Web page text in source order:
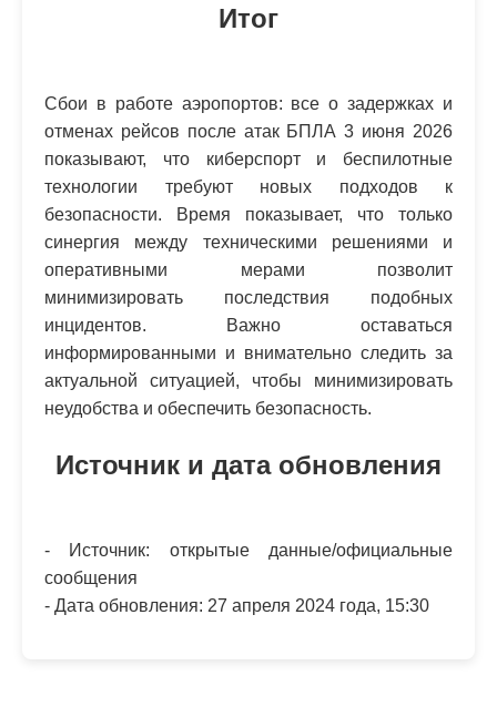
Итог
Сбои в работе аэропортов: все о задержках и
отменах рейсов после атак БПЛА 3 июня 2026
показывают, что киберспорт и беспилотные
технологии требуют новых подходов к
безопасности. Время показывает, что только
синергия между техническими решениями и
оперативными мерами позволит
минимизировать последствия подобных
инцидентов. Важно оставаться
информированными и внимательно следить за
актуальной ситуацией, чтобы минимизировать
неудобства и обеспечить безопасность.
Источник и дата обновления
- Источник: открытые данные/официальные
сообщения
- Дата обновления: 27 апреля 2024 года, 15:30